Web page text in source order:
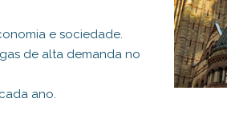
e sociedade.
de alta demanda no
ano.